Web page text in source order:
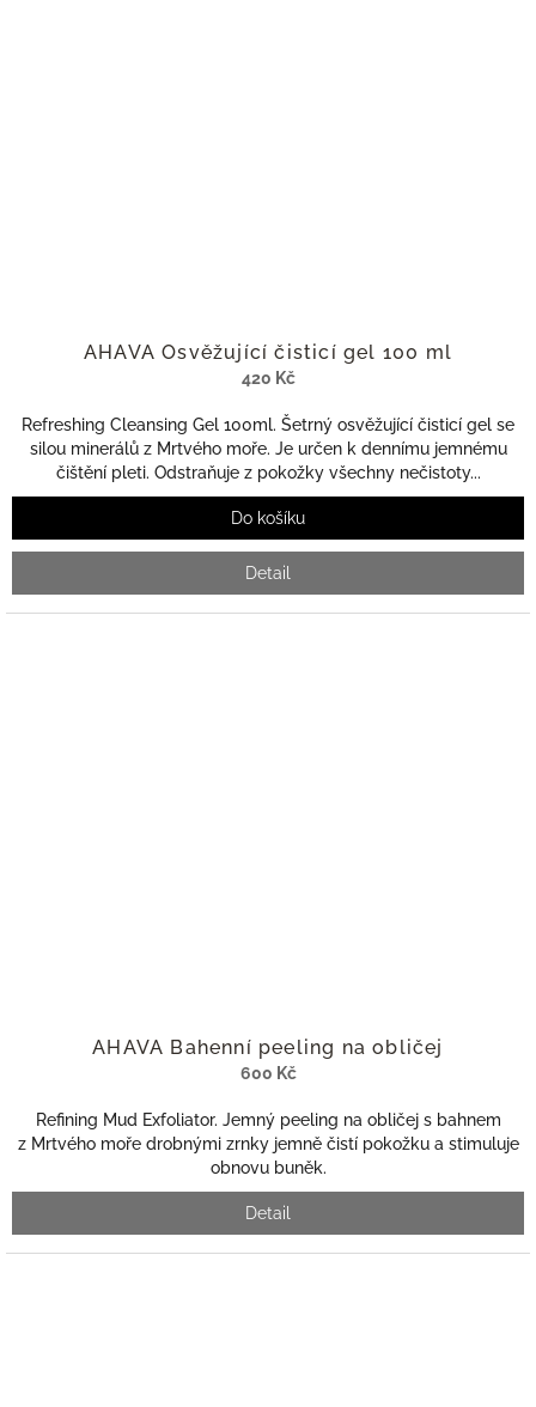
AHAVA Osvěžující čisticí gel 100 ml
420 Kč
Refreshing Cleansing Gel 100ml. Šetrný osvěžující čisticí gel se
silou minerálů z Mrtvého moře. Je určen k dennímu jemnému
čištění pleti. Odstraňuje z pokožky všechny nečistoty...
Do košíku
Detail
AHAVA Bahenní peeling na obličej
600 Kč
Refining Mud Exfoliator. Jemný peeling na obličej s bahnem
z Mrtvého moře drobnými zrnky jemně čistí pokožku a stimuluje
obnovu buněk.
Detail